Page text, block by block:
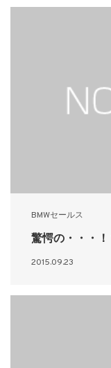
BMWセールス
驚愕の・・・！
2015.09.23